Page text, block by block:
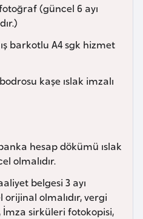
(güncel 6 ayı
barkotlu A4 sgk hizmet
kaşe ıslak imzalı
hesap dökümü ıslak
olmalıdır.
belgesi 3 ayı
olmalıdır, vergi
İmza sirküleri fotokopisi,